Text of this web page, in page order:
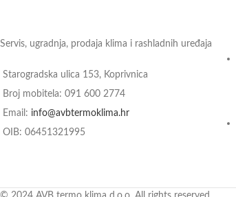
Servis, ugradnja, prodaja klima i rashladnih uređaja
Starogradska ulica 153, Koprivnica
Broj mobitela: 091 600 2774
Email: info@avbtermoklima.hr
OIB: 06451321995